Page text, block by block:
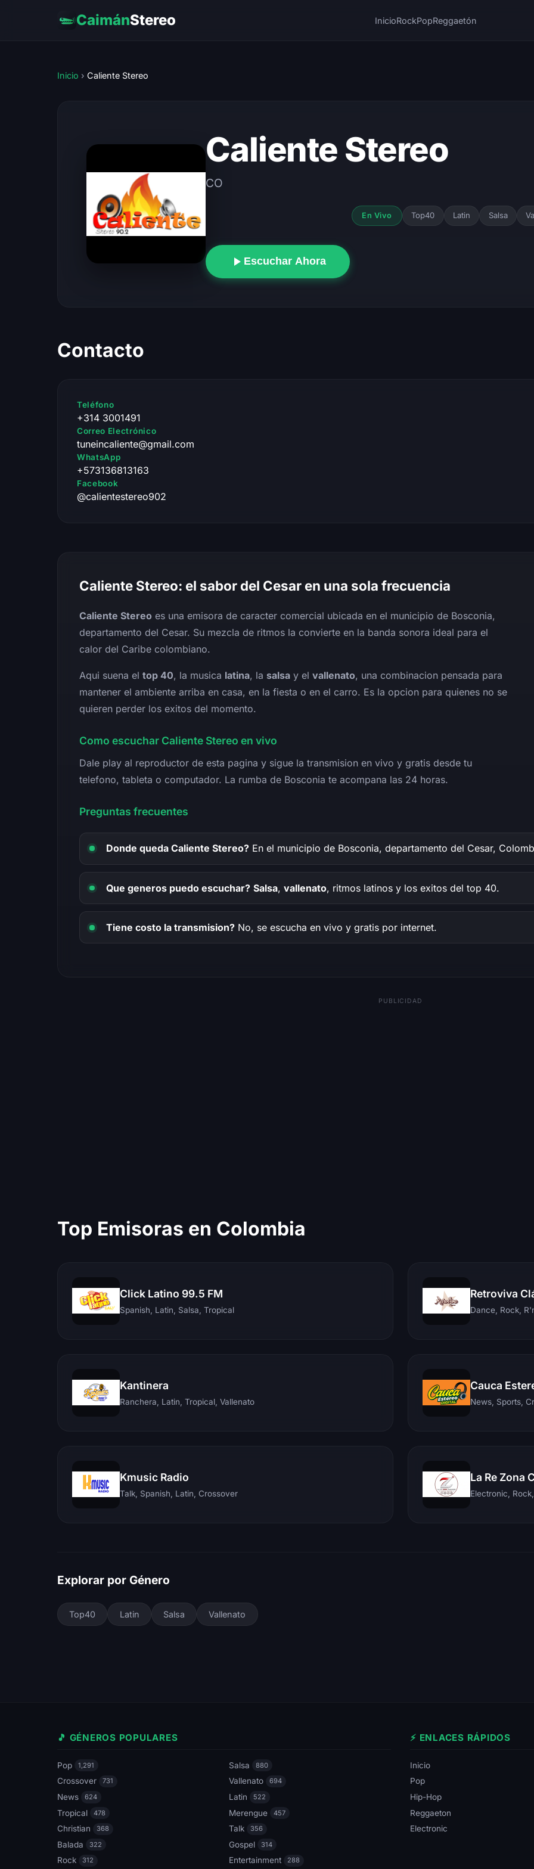
CaimánStereo InicioRockPopReggaetón
Inicio › Caliente Stereo
Caliente Stereo
CO
En Vivo Top40 Latin Salsa
Escuchar Ahora
Contacto
Teléfono
+314 3001491
Correo Electrónico
tuneincaliente@gmail.com
WhatsApp
+573136813163
Facebook
@calientestereo902
Caliente Stereo: el sabor del Cesar en una sola frecuencia
Caliente Stereo es una emisora de caracter comercial ubicada en el municipio de Bosconia,
departamento del Cesar. Su mezcla de ritmos la convierte en la banda sonora ideal para el
calor del Caribe colombiano.
Aqui suena el top 40, la musica latina, la salsa y el vallenato, una combinacion pensada para
mantener el ambiente arriba en casa, en la fiesta o en el carro. Es la opcion para quienes no se
quieren perder los exitos del momento.
Como escuchar Caliente Stereo en vivo
Dale play al reproductor de esta pagina y sigue la transmision en vivo y gratis desde tu
telefono, tableta o computador. La rumba de Bosconia te acompana las 24 horas.
Preguntas frecuentes
Donde queda Caliente Stereo? En el municipio de Bosconia, departamento del Cesar,
Que generos puedo escuchar? Salsa, vallenato, ritmos latinos y los exitos del top 40.
Tiene costo la transmision? No, se escucha en vivo y gratis por internet.
PUBLICIDAD
Top Emisoras en Colombia
Click Latino 99.5 FM
Spanish, Latin, Salsa, Tropical
Retroviva
Dance, Rock,
Kantinera
Ranchera, Latin, Tropical, Vallenato
Cauca
News, Sports,
Kmusic Radio
Talk, Spanish, Latin, Crossover
La Re Zona
Explorar por Género
Top40 Latin Salsa Vallenato
🎵 GÉNEROS POPULARES
Pop 1,291 Salsa 880
Crossover 731 Vallenato 694
News 624 Latin 522
Tropical 478 Merengue 457
Christian 368 Talk 356
Balada 322 Gospel 314
Rock 312 Entertainment 288
⚡ ENLACES RÁPIDOS
Inicio
Pop
Hip-Hop
Reggaeton
Electronic